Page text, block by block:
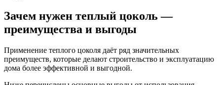
Зачем нужен теплый цоколь —
преимущества и выгоды
Применение теплого цоколя даёт ряд значительных
преимуществ, которые делают строительство и эксплуатацию
дома более эффективной и выгодной.